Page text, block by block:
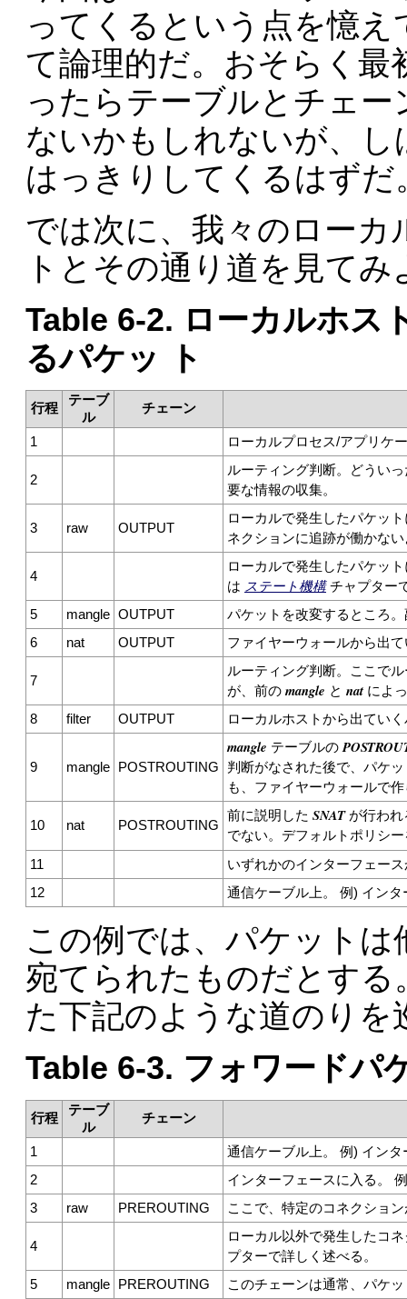
ってくるという点を憶
て論理的だ。おそらく最
ったらテーブルとチェ
ないかもしれないが、
はっきりしてくるはずだ
では次に、我々のロー
トとその通り道を見てみ
Table 6-2. ローカルホス
るパケッ ト
行程
テーブ
ル
チェーン
1 ローカルプロセス/アプリケ
2
ルーティング判断。どうい
要な情報の収集。
3 raw OUTPUT
ローカルで発生したパケッ
ネクションに追跡が働かな
4
ローカルで発生したパケッ
は ステート機構チャプター
5
mangle OUTPUT
パケットを改変するところ
6
nat OUTPUT ファイヤーウォールから出
7
ルーティング判断。ここで
が、前の mangle と nat によ
8
filter OUTPUT ローカルホストから出てい
9 mangle POSTROUTING
mangle テーブルの
判断がなされた後で、パケ
も、ファイヤーウォールで
10 nat POSTROUTING
前に説明した SNATが行われ
でない。デフォルトポリシ
11
いずれかのインターフェー
12
通信ケーブル上。 例) インタ
この例では、パケット
宛てられたものだとす
た下記のような道のりを
Table 6-3. フォワードパ
行程
テーブ
ル
チェーン
1
通信ケーブル上。 例) インタ
2
インターフェースに入る。
3
raw PREROUTING ここで、特定のコネクショ
4
ローカル以外で発生したコ
プターで詳しく述べる。
5
mangle PREROUTING このチェーンは通常、パケ